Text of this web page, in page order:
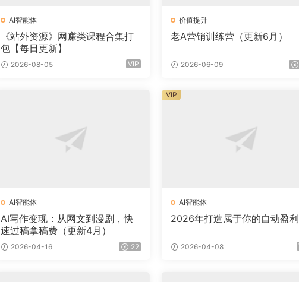
AI智能体
《站外资源》网赚类课程合集打
包【每日更新】
2026-08-05 VIP
价值提升
老A营销训练营（更新6月）
2026-06-09
AI智能体
AI写作变现：从网文到漫剧，快
速过稿拿稿费（更新4月）
2026-04-16 22
AI智能体
2026年打造属于你的自动盈
2026-04-08
VIP